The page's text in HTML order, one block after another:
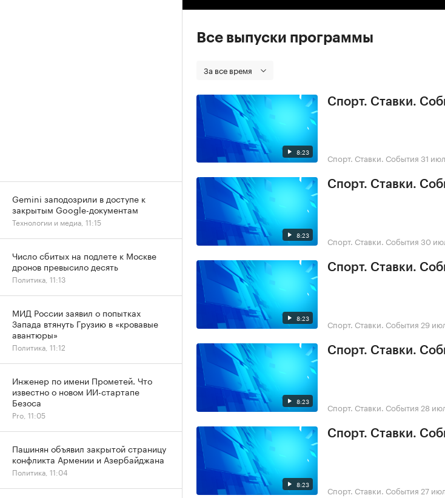
Все выпуски программы
За все время
8:23
Спорт. Ставки.
Спорт. Ставки. События 31
8:23
Спорт. Ставки.
Спорт. Ставки. События 30
8:23
Спорт. Ставки.
Спорт. Ставки. События 29
8:23
Спорт. Ставки.
Спорт. Ставки. События 28
8:23
Спорт. Ставки.
Спорт. Ставки. События 27
Gemini заподозрили в доступе к
закрытым Google-документам
Технологии и медиа, 11:15
Число сбитых на подлете к Москве
дронов превысило десять
Политика, 11:13
МИД России заявил о попытках
Запада втянуть Грузию в «кровавые
авантюры»
Политика, 11:12
Инженер по имени Прометей. Что
известно о новом ИИ-стартапе
Безоса
Pro, 11:05
Пашинян объявил закрытой страницу
конфликта Армении и Азербайджана
Политика, 11:04